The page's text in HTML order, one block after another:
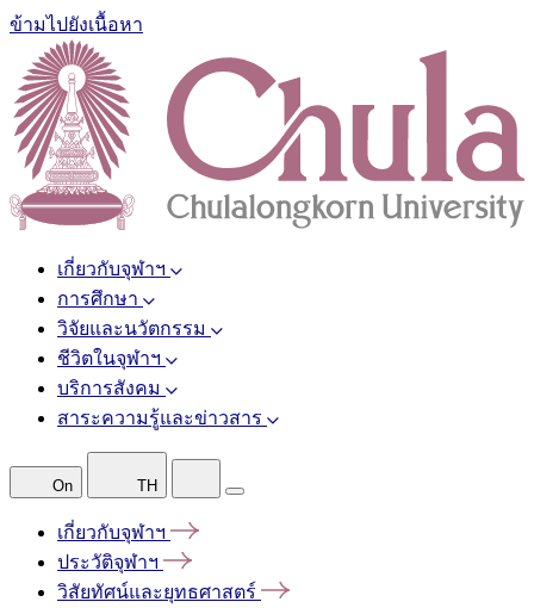
ข้ามไปยังเนื้อหา
เกี่ยวกับจุฬาฯ
การศึกษา
วิจัยและนวัตกรรม
ชีวิตในจุฬาฯ
บริการสังคม
สาระความรู้และข่าวสาร
On TH
เกี่ยวกับจุฬาฯ
ประวัติจุฬาฯ
วิสัยทัศน์และยุทธศาสตร์